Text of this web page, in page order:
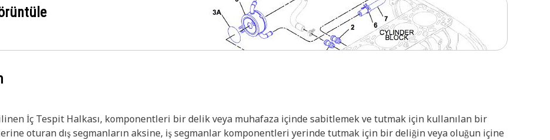
İç Tespit Halkası, komponentleri bir delik veya muhafaza içinde sabitlemek ve tutmak için kullanılan bir
oturan dış segmanların aksine, iş segmanlar komponentleri yerinde tutmak için bir deliğin veya oluğun içine